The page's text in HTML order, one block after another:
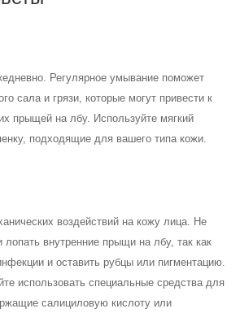
Регулярное умывание поможет
сала и грязи, которые могут привести к
прыщей на лбу. Используйте мягкий
подходящие для вашего типа кожи.
воздействий на кожу лица. Не
лопать внутренние прыщи на лбу, так как
и оставить рубцы или пигментацию.
использовать специальные средства для
салициловую кислоту или